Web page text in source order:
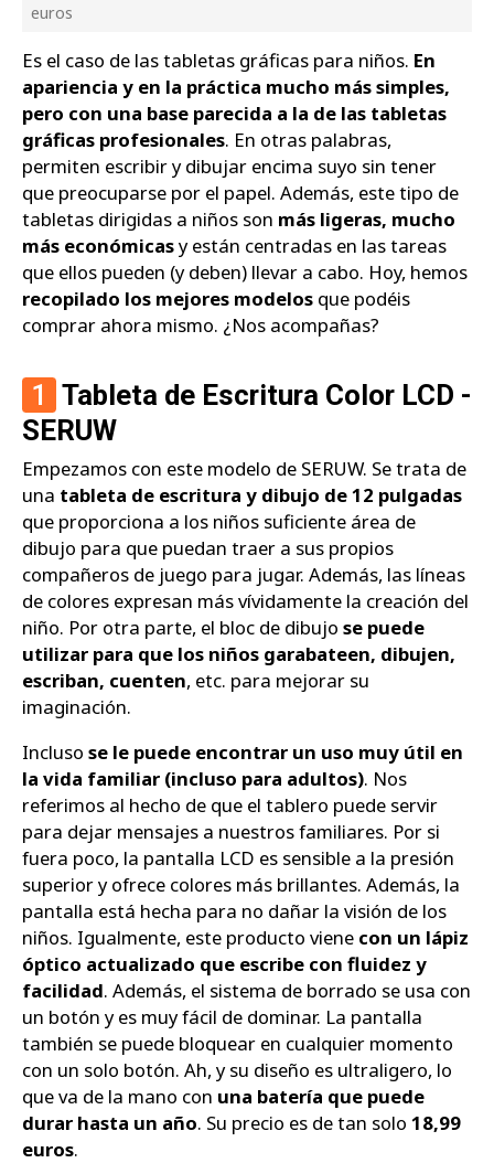
euros
Es el caso de las tabletas gráficas para niños. En
apariencia y en la práctica mucho más simples,
pero con una base parecida a la de las tabletas
gráficas profesionales. En otras palabras,
permiten escribir y dibujar encima suyo sin tener
que preocuparse por el papel. Además, este tipo de
tabletas dirigidas a niños son más ligeras, mucho
más económicasy están centradas en las tareas
que ellos pueden (y deben) llevar a cabo. Hoy, hemos
recopilado los mejores modelos que podéis
comprar ahora mismo. ¿Nos acompañas?
1 Tableta de Escritura Color LCD -
SERUW
Empezamos con este modelo de SERUW. Se trata de
una tableta de escritura y dibujo de 12 pulgadas
que proporciona a los niños suficiente área de
dibujo para que puedan traer a sus propios
compañeros de juego para jugar. Además, las líneas
de colores expresan más vívidamente la creación del
niño. Por otra parte, el bloc de dibujo se puede
utilizar para que los niños garabateen, dibujen,
escriban, cuenten, etc. para mejorar su
imaginación.
Incluso se le puede encontrar un uso muy útil en
la vida familiar (incluso para adultos). Nos
referimos al hecho de que el tablero puede servir
para dejar mensajes a nuestros familiares. Por si
fuera poco, la pantalla LCD es sensible a la presión
superior y ofrece colores más brillantes. Además, la
pantalla está hecha para no dañar la visión de los
niños. Igualmente, este producto viene con un lápiz
óptico actualizado que escribe con fluidez y
facilidad. Además, el sistema de borrado se usa con
un botón y es muy fácil de dominar. La pantalla
también se puede bloquear en cualquier momento
con un solo botón. Ah, y su diseño es ultraligero, lo
que va de la mano con una batería que puede
durar hasta un año. Su precio es de tan solo 18,99
euros.